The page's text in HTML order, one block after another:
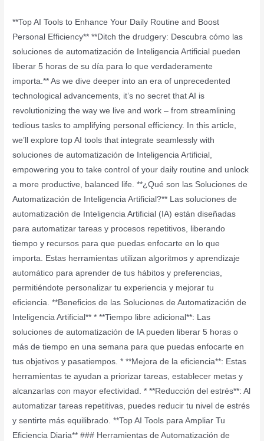
**Top AI Tools to Enhance Your Daily Routine and Boost
Personal Efficiency** **Ditch the drudgery: Descubra cómo las
soluciones de automatización de Inteligencia Artificial pueden
liberar 5 horas de su día para lo que verdaderamente
importa.** As we dive deeper into an era of unprecedented
technological advancements, it’s no secret that AI is
revolutionizing the way we live and work – from streamlining
tedious tasks to amplifying personal efficiency. In this article,
we’ll explore top AI tools that integrate seamlessly with
soluciones de automatización de Inteligencia Artificial,
empowering you to take control of your daily routine and unlock
a more productive, balanced life. **¿Qué son las Soluciones de
Automatización de Inteligencia Artificial?** Las soluciones de
automatización de Inteligencia Artificial (IA) están diseñadas
para automatizar tareas y procesos repetitivos, liberando
tiempo y recursos para que puedas enfocarte en lo que
importa. Estas herramientas utilizan algoritmos y aprendizaje
automático para aprender de tus hábitos y preferencias,
permitiéndote personalizar tu experiencia y mejorar tu
eficiencia. **Beneficios de las Soluciones de Automatización de
Inteligencia Artificial** * **Tiempo libre adicional**: Las
soluciones de automatización de IA pueden liberar 5 horas o
más de tiempo en una semana para que puedas enfocarte en
tus objetivos y pasatiempos. * **Mejora de la eficiencia**: Estas
herramientas te ayudan a priorizar tareas, establecer metas y
alcanzarlas con mayor efectividad. * **Reducción del estrés**: Al
automatizar tareas repetitivas, puedes reducir tu nivel de estrés
y sentirte más equilibrado. **Top AI Tools para Ampliar Tu
Eficiencia Diaria** ### Herramientas de Automatización de